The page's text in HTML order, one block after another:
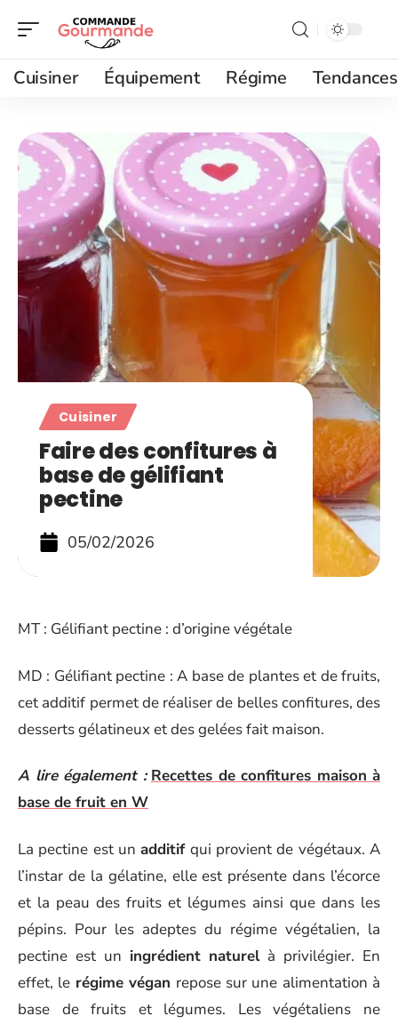
Cuisiner Équipement Régime Tendances
Cuisiner
Faire des confitures à
base de gélifiant
pectine
05/02/2026
MT : Gélifiant pectine : d’origine végétale
MD : Gélifiant pectine : A base de plantes et de fruits,
cet additif permet de réaliser de belles confitures, des
desserts gélatineux et des gelées fait maison.
A lire également : Recettes de confitures maison à
base de fruit en W
La pectine est unadditifqui provient de végétaux. A
l’instar de la gélatine, elle est présente dans l’écorce
et la peau des fruits et légumes ainsi que dans les
pépins. Pour les adeptes du régime végétalien, la
pectine est un ingrédient naturelà privilégier. En
effet, le régime végan repose sur une alimentation à
base de fruits et légumes. Les végétaliens ne